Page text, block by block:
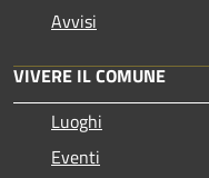
Avvisi
VIVERE IL COMUNE
Luoghi
Eventi